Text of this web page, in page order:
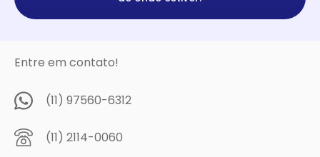
Entre em contato!
(11) 97560-6312
(11) 2114-0060